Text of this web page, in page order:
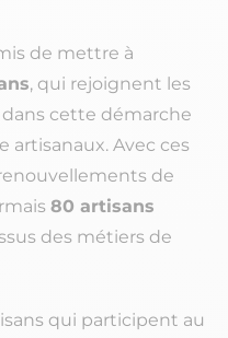
de mettre à
, qui rejoignent les
cette démarche
artisanaux. Avec ces
de
80 artisans
des métiers de
qui participent au